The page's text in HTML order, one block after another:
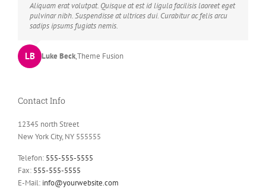
Neque porro quisquam est, qui dolorem ipsum quia dolor sit amet,
consec tetur, adipisci velit, sed quia non numquam eius modi
tempora voluptas amets unser.
JD John Doe,My Company
Aliquam erat volutpat. Quisque at est id ligula facilisis laoreet eget
pulvinar nibh. Suspendisse at ultrices dui. Curabitur ac felis arcu
sadips ipsums fugiats nemis.
LB Luke Beck,Theme Fusion
Contact Info
12345 north Street
New York City, NY 555555
Telefon: 555-555-5555
Fax: 555-555-5555
E-Mail: info@yourwebsite.com